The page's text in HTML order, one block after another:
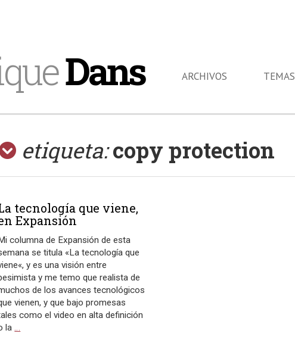
Dans ARCHIVOS TEMAS
etiqueta: copy protection
tecnología que viene,
Expansión
columna de Expansión de esta
se titula «La tecnología que
y es una visión entre
y me temo que realista de
de los avances tecnológicos
vienen, y que bajo promesas
como el video en alta definición
la…